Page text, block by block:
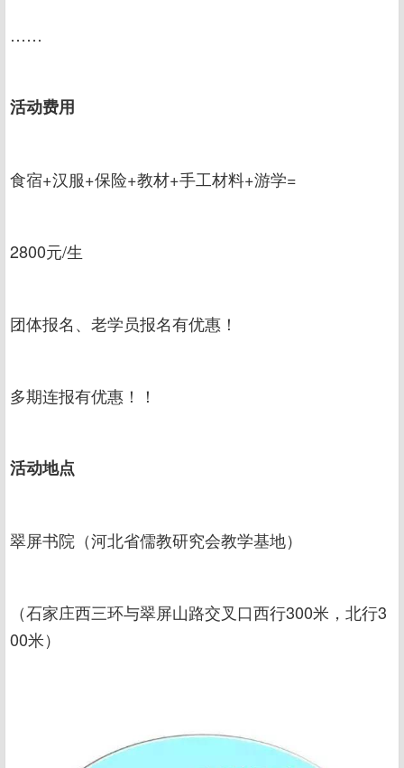
……
活动费用
食宿+汉服+保险+教材+手工材料+游学=
2800元/生
团体报名、老学员报名有优惠！
多期连报有优惠！！
活动地点
翠屏书院（河北省儒教研究会教学基地）
（石家庄西三环与翠屏山路交叉口西行300米，北行3
00米）